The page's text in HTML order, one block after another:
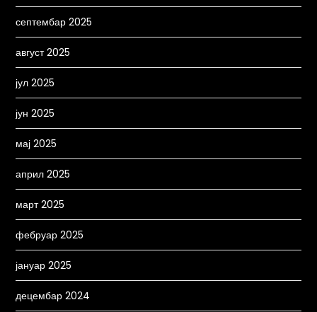
септембар 2025
август 2025
јул 2025
јун 2025
мај 2025
април 2025
март 2025
фебруар 2025
јануар 2025
децембар 2024